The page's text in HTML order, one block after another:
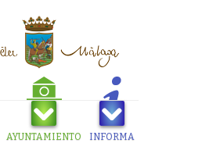
AYUNTAMIENTO INFORMA